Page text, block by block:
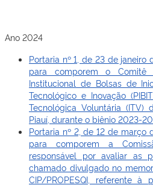
Ano 2024
Portaria nº 1, de 23 de
para comporem o Comitê
Institucional de Bolsas de
Tecnológico e Inovação
Tecnológica Voluntária (ITV)
Piauí, durante o biênio 2023-
Portaria nº 2, de 12 de
para comporem a
responsável por avaliar as
chamado divulgado no
CIP/PROPESQI, referente